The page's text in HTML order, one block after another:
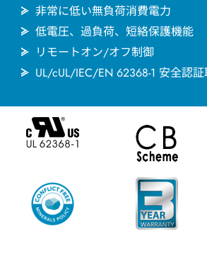
非常に低い無負荷消費電力
低電圧、過負荷、短絡保護機能
リモートオン/オフ制御
UL/cUL/IEC/EN 62368-1 安全認